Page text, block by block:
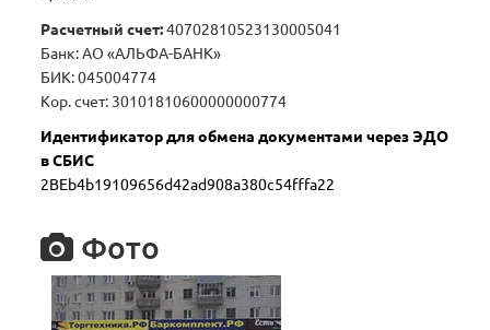
Расчетный счет:40702810523130005041
Банк: АО «АЛЬФА-БАНК»
БИК: 045004774
Кор. счет: 30101810600000000774
Идентификатор для обмена документами через ЭДО
в СБИС
2BEb4b19109656d42ad908a380c54fffa22
Фото